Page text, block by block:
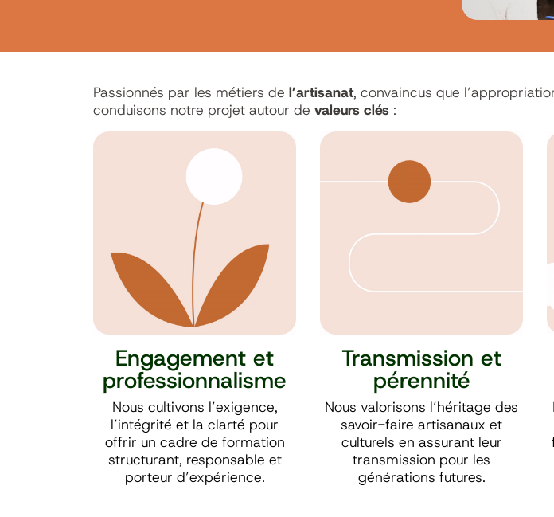
Passionnés par les métiers de l’artisanat, convaincus que
conduisons notre projet autour de valeurs clés :
Engagement et
professionnalisme
Nous cultivons l’exigence,
l’intégrité et la clarté pour
offrir un cadre de formation
structurant, responsable et
porteur d’expérience.
Transmission et
pérennité
Nous valorisons l’héritage des
savoir-faire artisanaux et
culturels en assurant leur
transmission pour les
générations futures.